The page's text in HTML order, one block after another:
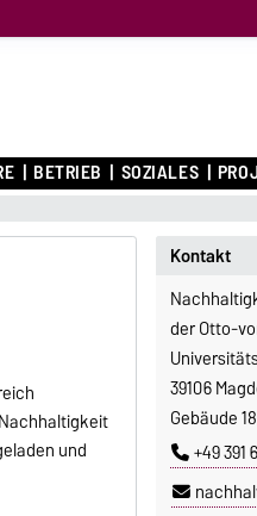
BETRIEB SOZIALES
und
Kontakt
der Otto-
39106
Gebäude
+49 391